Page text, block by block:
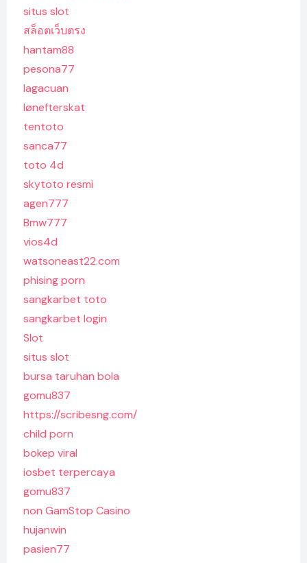
situs slot
สล็อตเว็บตรง
hantam88
pesona77
lagacuan
lønefterskat
tentoto
sanca77
toto 4d
skytoto resmi
agen777
Bmw777
vios4d
watsoneast22.com
phising porn
sangkarbet toto
sangkarbet login
Slot
situs slot
bursa taruhan bola
gomu837
https://scribesng.com/
child porn
bokep viral
iosbet terpercaya
gomu837
non GamStop Casino
hujanwin
pasien77